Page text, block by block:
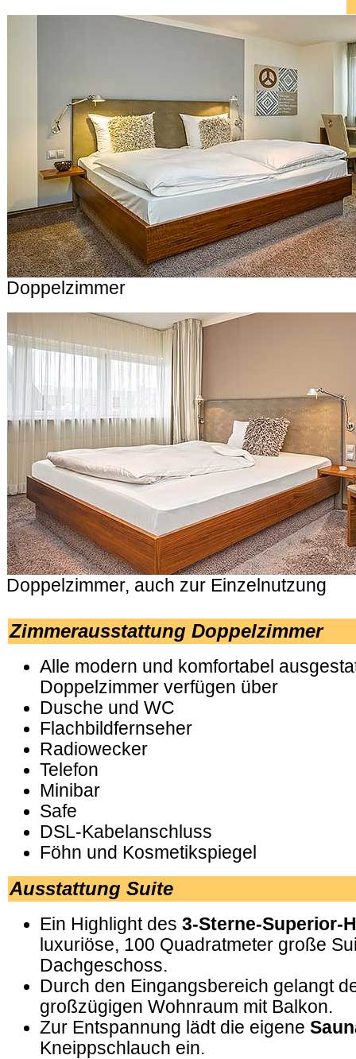
Doppelzimmer
Doppelzimmer, auch zur Einzelnutzung
Zimmerausstattung Doppelzimmer
Alle modern und komfortabel
Doppelzimmer verfügen über
Dusche und WC
Flachbildfernseher
Radiowecker
Telefon
Minibar
Safe
DSL-Kabelanschluss
Föhn und Kosmetikspiegel
Ausstattung Suite
Ein Highlight des 3-Sterne-Superior-
luxuriöse, 100 Quadratmeter große
Dachgeschoss.
Durch den Eingangsbereich gelangt
großzügigen Wohnraum mit Balkon.
Zur Entspannung lädt die eigene
Kneippschlauch ein.